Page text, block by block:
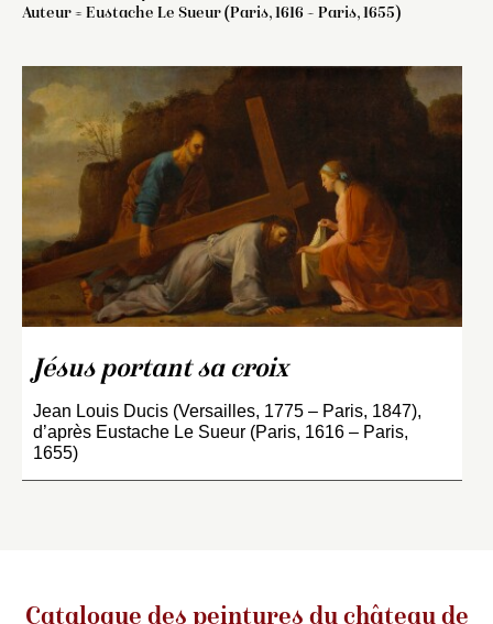
Auteur = Eustache Le Sueur (Paris, 1616 – Paris, 1655)
Jésus portant sa croix
Jean Louis Ducis (Versailles, 1775 – Paris, 1847),
d’après Eustache Le Sueur (Paris, 1616 – Paris,
1655)